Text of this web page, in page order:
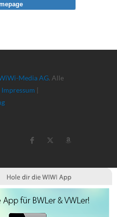
Media AG. Alle
Impressum |